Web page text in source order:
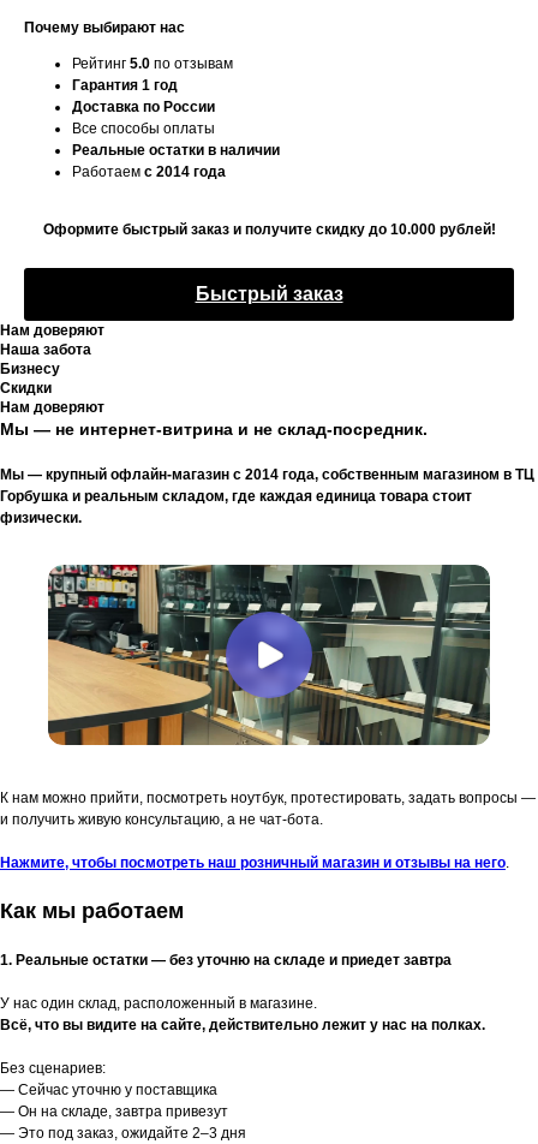
Почему выбирают нас
Рейтинг 5.0 по отзывам
Гарантия 1 год
Доставка по России
Все способы оплаты
Реальные остатки в наличии
Работаем с 2014 года
Оформите быстрый заказ и получите скидку до 10.000 рублей!
Быстрый заказ
Нам доверяют
Наша забота
Бизнесу
Скидки
Нам доверяют
Мы — не интернет-витрина и не склад-посредник.
Мы — крупный офлайн-магазин с 2014 года, собственным магазином в ТЦ
Горбушка и реальным складом, где каждая единица товара стоит
физически.
К нам можно прийти, посмотреть ноутбук, протестировать, задать вопросы —
и получить живую консультацию, а не чат-бота.
Нажмите, чтобы посмотреть наш розничный магазин и отзывы на него.
Как мы работаем
1. Реальные остатки — без уточню на складе и приедет завтра
У нас один склад, расположенный в магазине.
Всё, что вы видите на сайте, действительно лежит у нас на полках.
Без сценариев:
— Сейчас уточню у поставщика
— Он на складе, завтра привезут
— Это под заказ, ожидайте 2–3 дня